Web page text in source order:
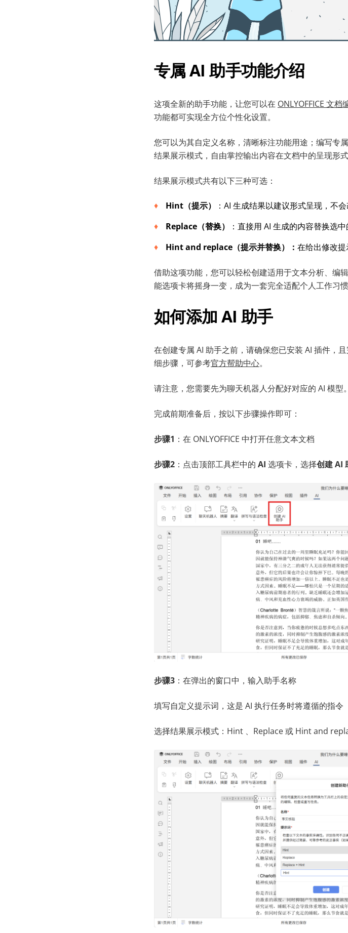
专属 AI 助手功能介绍
这项全新的助手功能，让您可以在 ONLYOFFICE 文档
功能都可实现全方位个性化设置。
您可以为其自定义名称，清晰标注功能用途；编写专
结果展示模式，自由掌控输出内容在文档中的呈现形式
结果展示模式共有以下三种可选：
Hint （提示）
：AI 生成结果以建议形式呈现，不
Replace （替换）
：直接用 AI 生成的内容替换选
Hint and replace （提示并替换）： 在给出修改
借助这项功能，您可以轻松创建适用于文本分析、编
能选项卡将摇身一变，成为一套完全适配个人工作习惯
如何添加 AI 助手
在创建专属 AI 助手之前，请确保您已安装 AI 插件，
细步骤，可参考官方帮助中心。
请注意，您需要先为聊天机器人分配好对应的 AI 模型
完成前期准备后，按以下步骤操作即可：
步骤1 ：在 ONLYOFFICE 中打开任意文本文档
步骤2 ：点击顶部工具栏中的 AI 选项卡，选择创建 AI
步骤3 ：在弹出的窗口中，输入助手名称
填写自定义提示词，这是 AI 执行任务时将遵循的指令
选择结果展示模式：Hint 、Replace 或 Hint and